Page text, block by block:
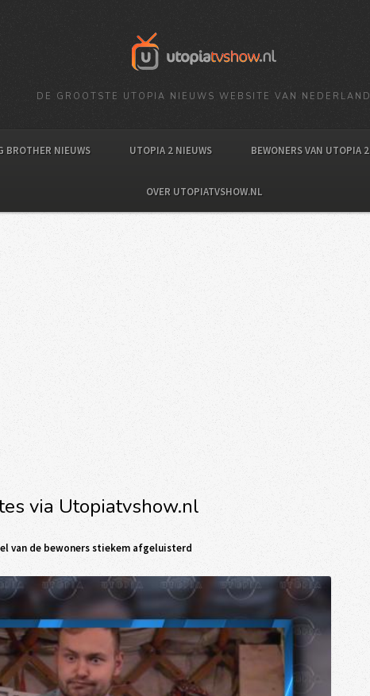
DE GROOTSTE UTOPIA NIEUWS WEBSITE VAN NEDERLAND
BROTHER NIEUWS UTOPIA 2 NIEUWS BEWONERS VAN UTOPIA 2
OVER UTOPIATVSHOW.NL
via Utopiatvshow.nl
van de bewoners stiekem afgeluisterd